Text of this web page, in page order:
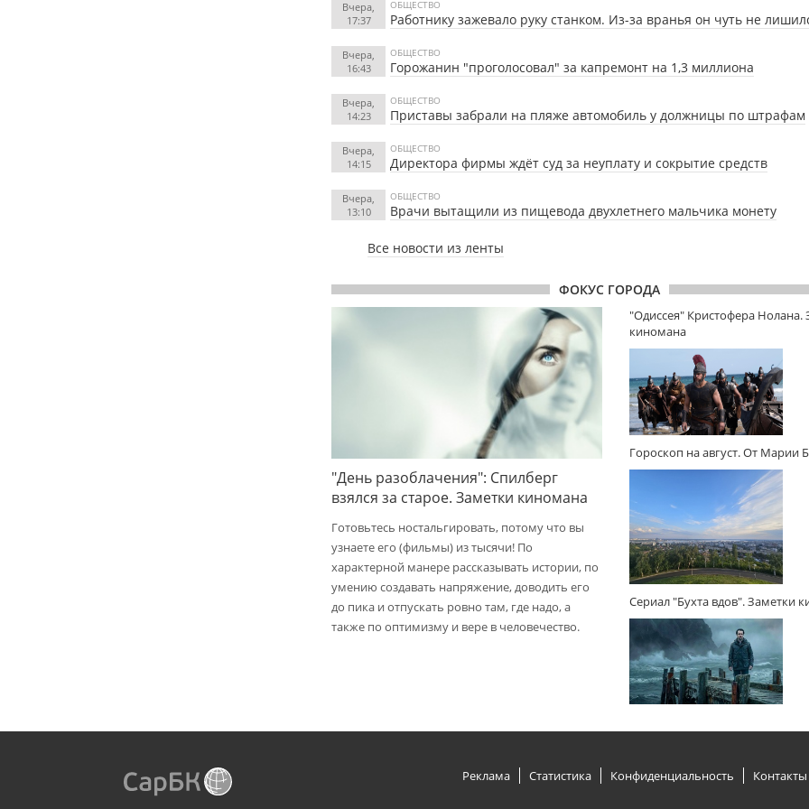
Вчера,
17:37
ОБЩЕСТВО
Работнику зажевало руку станком. Из-за вранья он чуть не
Вчера,
16:43
ОБЩЕСТВО
Горожанин "проголосовал" за капремонт на 1,3 миллиона
Вчера,
14:23
ОБЩЕСТВО
Приставы забрали на пляже автомобиль у должницы по штрафам
Вчера,
14:15
ОБЩЕСТВО
Директора фирмы ждёт суд за неуплату и сокрытие средств
Вчера,
13:10
ОБЩЕСТВО
Врачи вытащили из пищевода двухлетнего мальчика монету
Все новости из ленты
ФОКУС ГОРОДА
"День разоблачения": Спилберг
взялся за старое. Заметки киномана
Готовьтесь ностальгировать, потому что вы
узнаете его (фильмы) из тысячи! По
характерной манере рассказывать истории, по
умению создавать напряжение, доводить его
до пика и отпускать ровно там, где надо, а
также по оптимизму и вере в человечество.
"Одиссея" Кристофера Нолана.
киномана
Гороскоп на август. От Марии
Сериал "Бухта вдов". Заметки
Реклама Статистика Конфиденциальность Контакты